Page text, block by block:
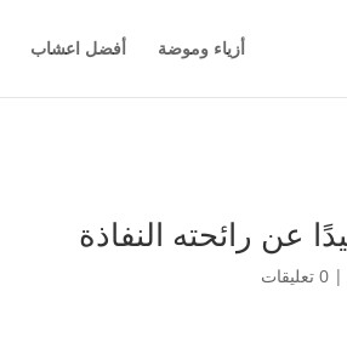
أزياء وموضة أفضل اعشاب
عن رائحته النفاذة
| 0 تعليقات